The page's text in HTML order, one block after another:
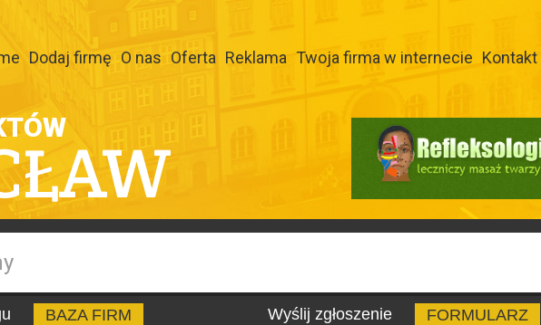
Dodaj firmę O nas Oferta Reklama Twoja firma w internecie Kontakt
BAZA FIRM Wyślij zgłoszenie FORMULARZ